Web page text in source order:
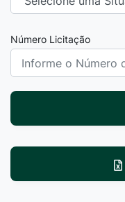
Número Licitação